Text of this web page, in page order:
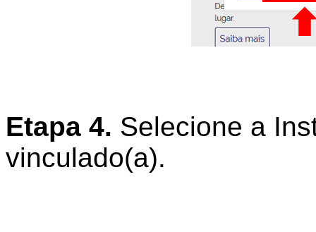
Etapa 4. Selecione a
vinculado(a).